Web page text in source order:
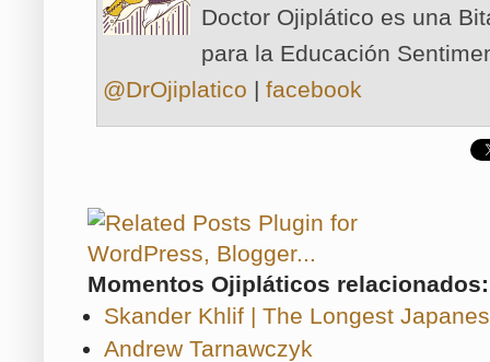
Doctor Ojiplático es una
para la Educación
@DrOjiplatico | facebook
Momentos Ojipláticos relacionados:
Skander Khlif | The Longest
Andrew Tarnawczyk